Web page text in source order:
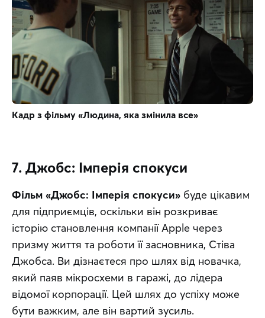
Кадр з фільму «Людина, яка змінила все»
7. Джобс: Імперія спокуси
Фільм «Джобс: Імперія спокуси» буде цікавим
для підприємців, оскільки він розкриває
історію становлення компанії Apple через
призму життя та роботи її засновника, Стіва
Джобса. Ви дізнаєтеся про шлях від новачка,
який паяв мікросхеми в гаражі, до лідера
відомої корпорації. Цей шлях до успіху може
бути важким, але він вартий зусиль.